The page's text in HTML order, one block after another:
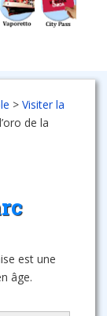
> Visiter la
de la
est une
âge.